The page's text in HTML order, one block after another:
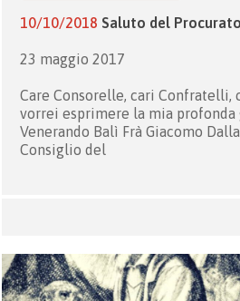
10/10/2018 Saluto del
23 maggio 2017
Care Consorelle, cari Confratelli,
vorrei esprimere la mia profonda
Venerando Balì Frà Giacomo
Consiglio del